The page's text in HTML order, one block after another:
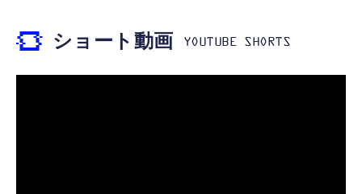
￥999
ジングベース付き ロペット 充電ベース付き
ショート動画